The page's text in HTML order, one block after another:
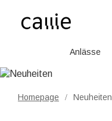
Anlässe
Homepage / Neuheiten